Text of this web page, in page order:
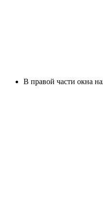
В правой части окна